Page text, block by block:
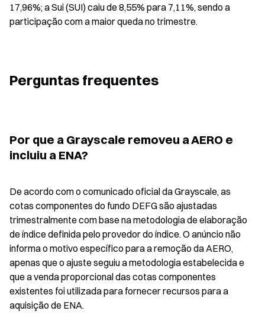
17,96%; a Sui (SUI) caiu de 8,55% para 7,11%, sendo a
participação com a maior queda no trimestre.
Perguntas frequentes
Por que a Grayscale removeu a AERO e
incluiu a ENA?
De acordo com o comunicado oficial da Grayscale, as
cotas componentes do fundo DEFG são ajustadas
trimestralmente com base na metodologia de elaboração
de índice definida pelo provedor do índice. O anúncio não
informa o motivo específico para a remoção da AERO,
apenas que o ajuste seguiu a metodologia estabelecida e
que a venda proporcional das cotas componentes
existentes foi utilizada para fornecer recursos para a
aquisição de ENA.